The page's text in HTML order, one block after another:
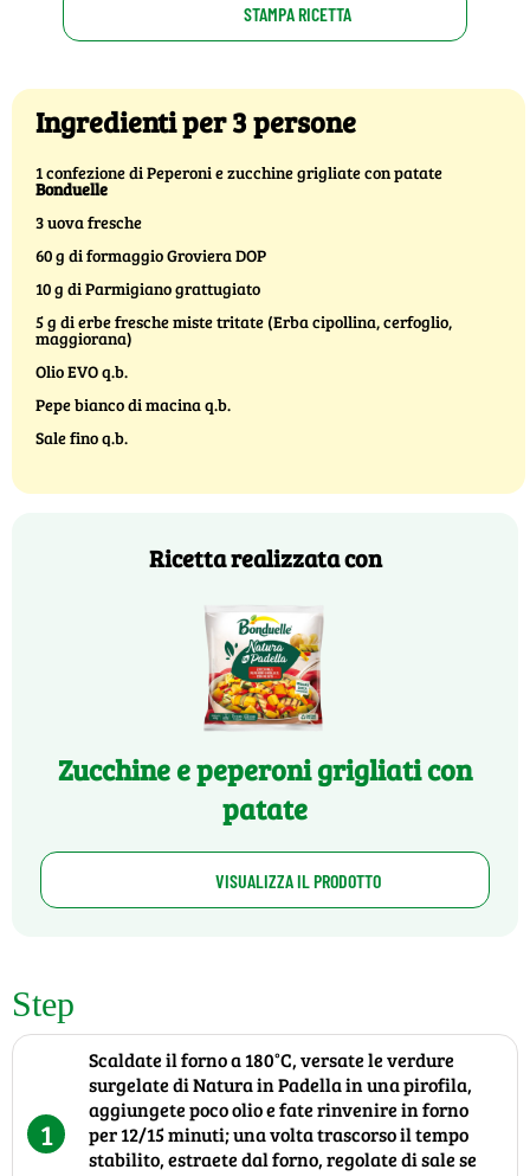
STAMPA RICETTA
Ingredienti per 3 persone
1 confezione di Peperoni e zucchine grigliate con patate
Bonduelle
3 uova fresche
60 g di formaggio Groviera DOP
10 g di Parmigiano grattugiato
5 g di erbe fresche miste tritate (Erba cipollina, cerfoglio,
maggiorana)
Olio EVO q.b.
Pepe bianco di macina q.b.
Sale fino q.b.
Ricetta realizzata con
Zucchine e peperoni grigliati con
patate
VISUALIZZA IL PRODOTTO
Step
1
Scaldate il forno a 180°C, versate le verdure
surgelate di Natura in Padella in una pirofila,
aggiungete poco olio e fate rinvenire in forno
per 12/15 minuti; una volta trascorso il tempo
stabilito, estraete dal forno, regolate di sale se